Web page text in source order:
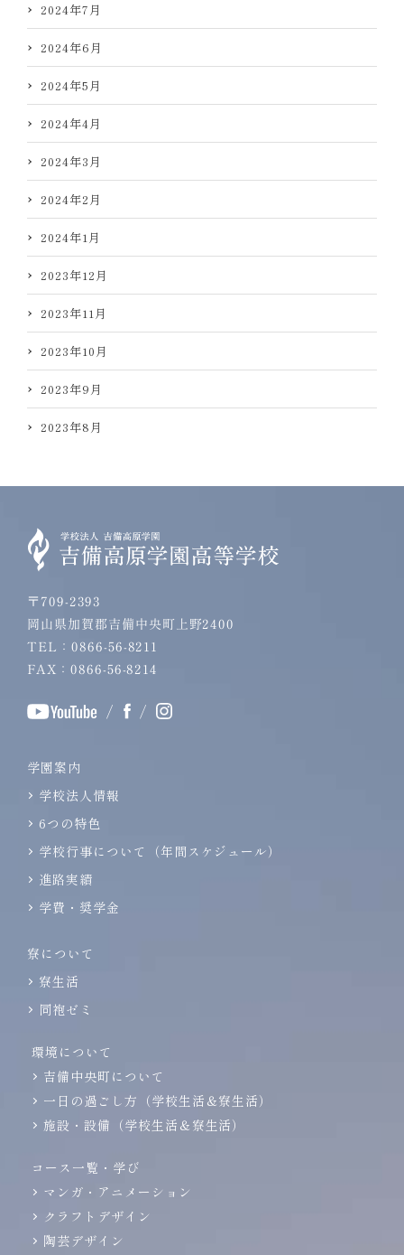
2024年7月
2024年6月
2024年5月
2024年4月
2024年3月
2024年2月
2024年1月
2023年12月
2023年11月
2023年10月
2023年9月
2023年8月
〒709-2393
岡山県加賀郡吉備中央町上野2400
TEL：0866-56-8211
FAX：0866-56-8214
/ /
学園案内
学校法人情報
6つの特色
学校行事について（年間スケジュール）
進路実績
学費・奨学金
寮について
寮生活
同袍ゼミ
環境について
吉備中央町について
一日の過ごし方（学校生活＆寮生活）
施設・設備（学校生活＆寮生活）
コース一覧・学び
マンガ・アニメーション
クラフトデザイン
陶芸デザイン